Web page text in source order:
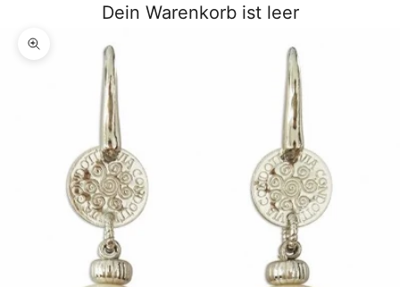
Dein Warenkorb ist leer
Bild vergrößern